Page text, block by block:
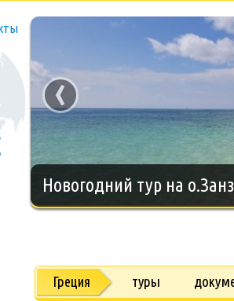
Новогодний тур на
‹
Греция туры